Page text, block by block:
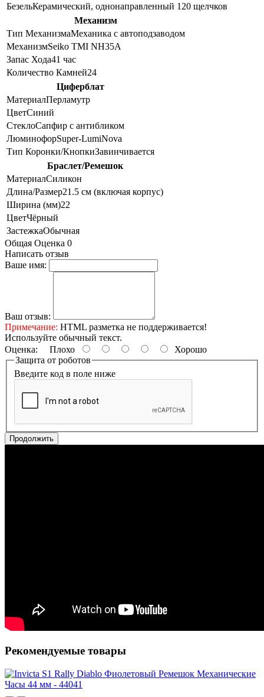
БезельКерамический, однонаправленный 120 щелчков
Механизм
Тип МеханизмаМеханика с автоподзаводом
МеханизмSeiko TMI NH35A
Запас Хода41 час
Количество Камней24
Циферблат
МатериалПерламутр
ЦветСиний
СтеклоСапфир с антибликом
ЛюминофорSuper-LumiNova
Тип Коронки/КнопкиЗавинчивается
Браслет/Ремешок
МатериалСиликон
Длина/Размер21.5 см (включая корпус)
Ширина (мм)22
ЦветЧёрный
ЗастежкаОбычная
Общая Оценка 0
Написать отзыв
Ваше имя:
Ваш отзыв:
Примечание: HTML разметка не поддерживается!
Используйте обычный текст.
Оценка: Плохо
Хорошо
Защита от роботов
Введите код в поле ниже
Продолжить
Рекомендуемые товары